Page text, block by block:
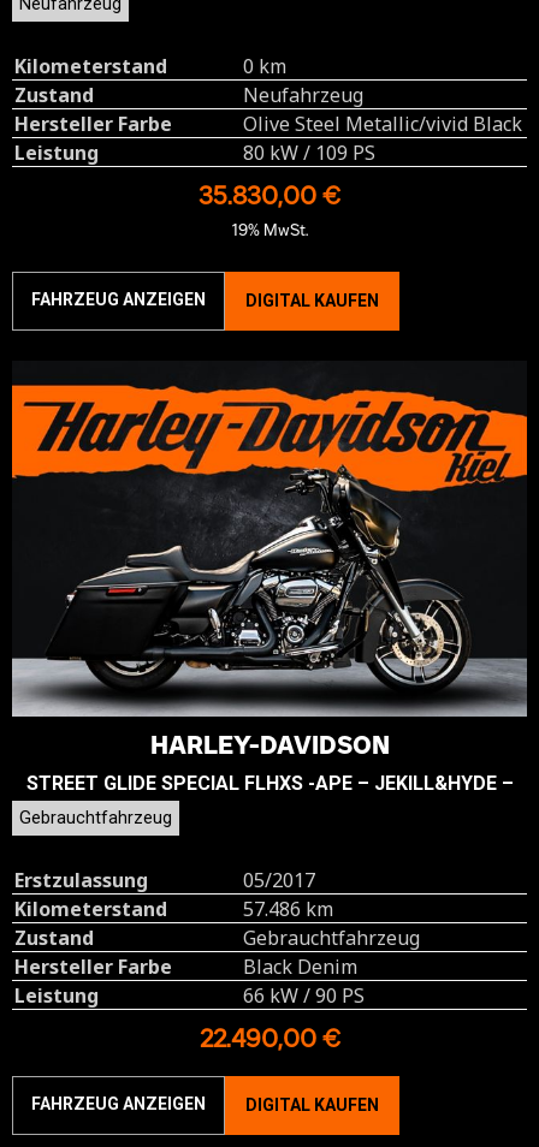
Neufahrzeug
Kilometerstand
0 km
Zustand
Neufahrzeug
Hersteller Farbe
Olive Steel Metallic/vivid Black
Leistung
80 kW / 109 PS
35.830,00 €
19% MwSt.
FAHRZEUG ANZEIGEN DIGITAL KAUFEN
HARLEY-DAVIDSON
STREET GLIDE SPECIAL FLHXS -APE – JEKILL&HYDE –
Gebrauchtfahrzeug
Erstzulassung
05/2017
Kilometerstand
57.486 km
Zustand
Gebrauchtfahrzeug
Hersteller Farbe
Black Denim
Leistung
66 kW / 90 PS
22.490,00 €
FAHRZEUG ANZEIGEN DIGITAL KAUFEN